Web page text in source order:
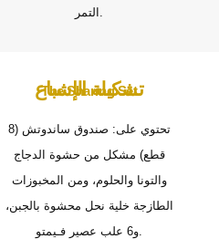
التمر.
تشكيلة الإشباع
The Sharing Set
تحتوي على: صندوق ساندوتش (8
قطع) مشكل من حشوة الدجاج
والتونا والحلوم، ومن المخبوزات
الطازجة خلية نحل محشوة بالجبن،
و6 علب عصير فـيمتو.